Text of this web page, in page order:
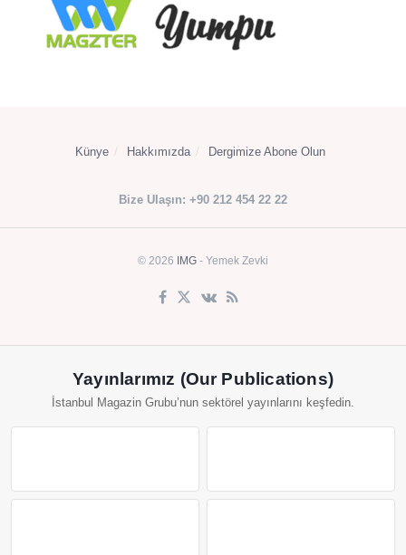
Künye Hakkımızda Dergimize Abone Olun
Bize Ulaşın: +90 212 454 22 22
© 2026 IMG - Yemek Zevki
Yayınlarımız (Our Publications)
İstanbul Magazin Grubu’nun sektörel yayınlarını keşfedin.